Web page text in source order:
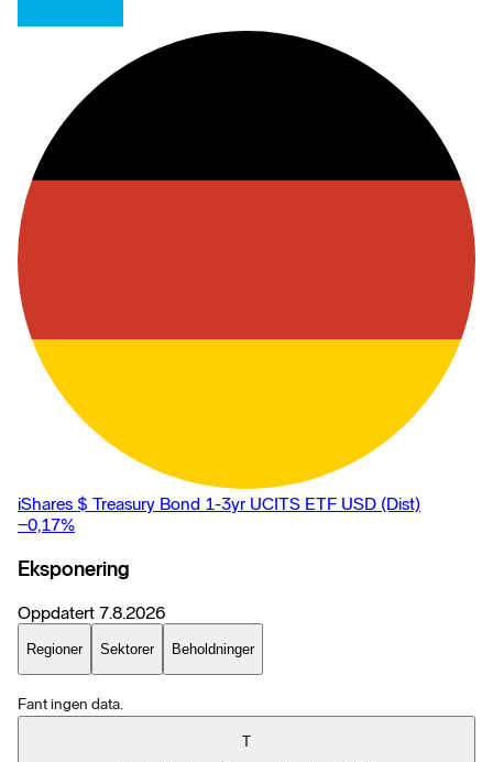
iShares $ Treasury Bond 1-3yr UCITS ETF USD (Dist)
−0,17%
Eksponering
Oppdatert 7.8.2026
Regioner Sektorer Beholdninger
Fant ingen data.
T